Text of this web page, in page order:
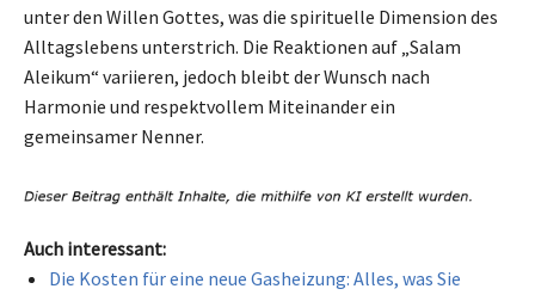
unter den Willen Gottes, was die spirituelle Dimension des
Alltagslebens unterstrich. Die Reaktionen auf „Salam
Aleikum“ variieren, jedoch bleibt der Wunsch nach
Harmonie und respektvollem Miteinander ein
gemeinsamer Nenner.
Auch interessant:
Die Kosten für eine neue Gasheizung: Alles, was Sie